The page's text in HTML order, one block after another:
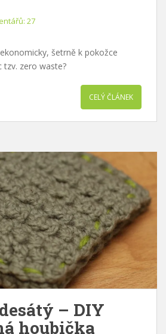
27
šetrně k pokožce
tzv. zero waste?
CELÝ ČLÁNEK
– DIY
houbička